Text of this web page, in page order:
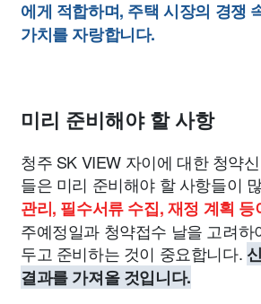
에게 적합하며, 주택 시장의 경쟁
가치를 자랑합니다.
미리 준비해야 할 사항
청주 SK VIEW 자이에 대한 청약
들은 미리 준비해야 할 사항들이
관리, 필수서류 수집, 재정 계획
주예정일과 청약접수 날을 고려하
두고 준비하는 것이 중요합니다.
결과를 가져올 것입니다.